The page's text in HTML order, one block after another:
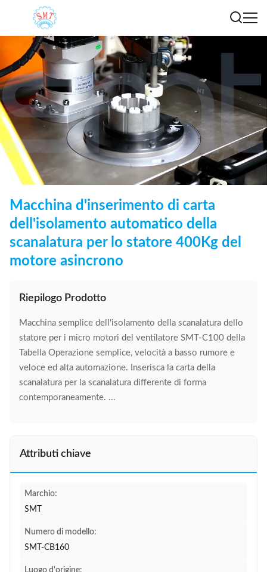
Macchina d'inserimento di carta
dell'isolamento automatico della
scanalatura per lo statore 400Kg del
motore asincrono
Riepilogo Prodotto
Macchina semplice dell'isolamento della scanalatura dello
statore per i micro motori del ventilatore SMT-C100 della
Tabella Operazione semplice, velocità a basso rumore e
veloce ed alta automazione. Inserisca la carta della
scanalatura per la scanalatura differente di forma
contemporaneamente. ...
Attributi chiave
Marchio:
SMT
Numero di modello:
SMT-CB160
Luogo d'origine: